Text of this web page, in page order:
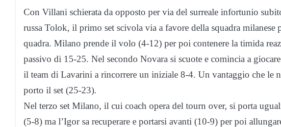
Con Villani schierata da opposto per via del surreale infortunio
russa Tolok, il primo set scivola via a favore della squadra milanese
quadra. Milano prende il volo (4-12) per poi contenere la timida
passivo di 15-25. Nel secondo Novara si scuote e comincia a
il team di Lavarini a rincorrere un iniziale 8-4. Un vantaggio che le
porto il set (25-23).
Nel terzo set Milano, il cui coach opera del tourn over, si porta
(5-8) ma l’Igor sa recuperare e portarsi avanti (10-9) per poi